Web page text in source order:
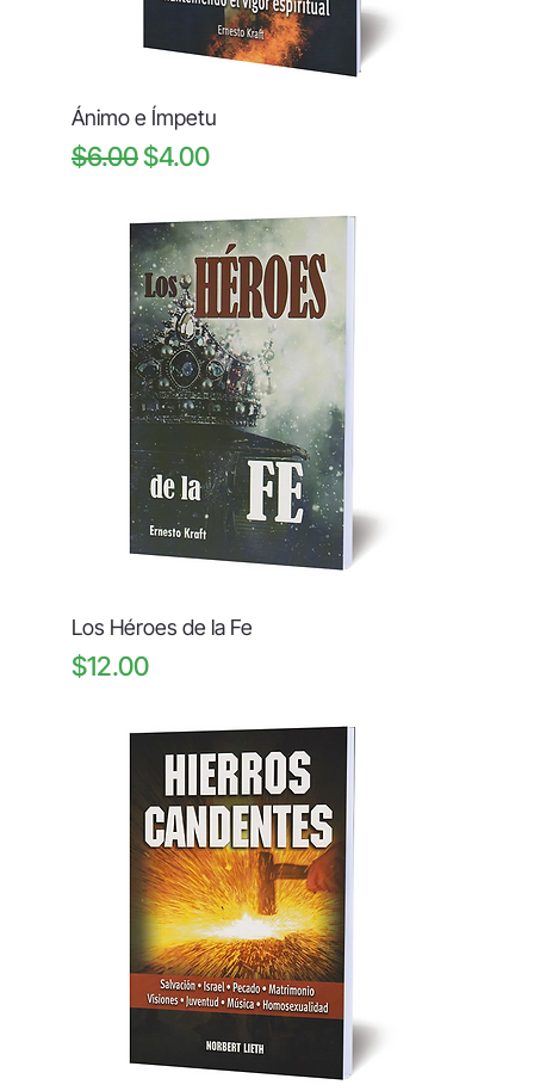
Ánimo e Ímpetu
Regular Price
$6.00Sale Price
$4.00
Los Héroes de la Fe
Price
$12.00